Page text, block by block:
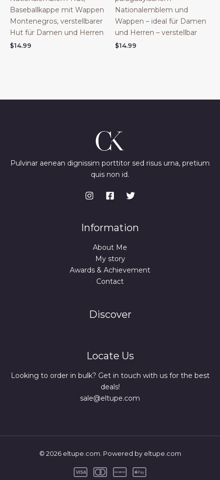
Baseballkappe mit Wappen
Montenegros, verstellbarer
Hut für Damen und Herren
$14.99
Nationalemblem und
Wappen – ideal für Damen
und Herren – verstellbar
$14.99
Pulvinar aenean dignissim porttitor sed risus urna, pretium
quis non id.
Information
About Me
My story
Awards & Achievement
Contact
Discover
Locate Us
Looking to order in bulk? Get in touch with us for the best
deals!
sale@eltupe.com
© 2026 eltupe.com. Powered by eltupe.com